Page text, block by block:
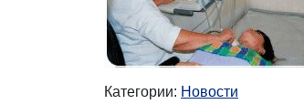
Категории: Новости